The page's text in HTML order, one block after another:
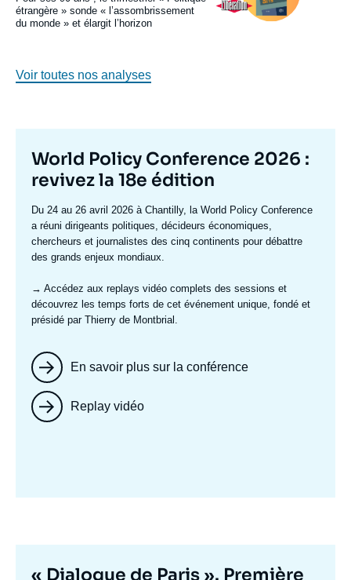
Logo
étrangère » sonde « l’assombrissement
du monde » et élargit l’horizon
Voir toutes nos analyses
Titre
mis
en
avant
World Policy Conference 2026 :
revivez la 18e édition
Texte
accroche
Du 24 au 26 avril 2026 à Chantilly, la World Policy Conference
a réuni dirigeants politiques, décideurs économiques,
chercheurs et journalistes des cinq continents pour débattre
des grands enjeux mondiaux.
→ Accédez aux replays vidéo complets des sessions et
découvrez les temps forts de cet événement unique, fondé et
présidé par Thierry de Montbrial.
En savoir plus sur la conférence
Replay vidéo
Titre
« Dialogue de Paris ». Première